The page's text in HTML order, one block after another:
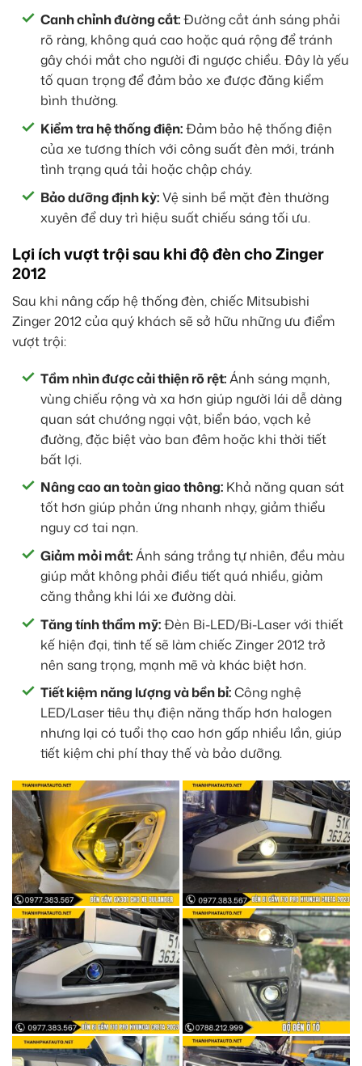
Canh chỉnh đường cắt:Đường cắt ánh sáng phải
rõ ràng, không quá cao hoặc quá rộng để tránh
gây chói mắt cho người đi ngược chiều. Đây là yếu
tố quan trọng để đảm bảo xe được đăng kiểm
bình thường.
Kiểm tra hệ thống điện:Đảm bảo hệ thống điện
của xe tương thích với công suất đèn mới, tránh
tình trạng quá tải hoặc chập cháy.
Bảo dưỡng định kỳ:Vệ sinh bề mặt đèn thường
xuyên để duy trì hiệu suất chiếu sáng tối ưu.
Lợi ích vượt trội sau khi độ đèn cho Zinger
2012
Sau khi nâng cấp hệ thống đèn, chiếc Mitsubishi
Zinger 2012 của quý khách sẽ sở hữu những ưu điểm
vượt trội:
Tầm nhìn được cải thiện rõ rệt:Ánh sáng mạnh,
vùng chiếu rộng và xa hơn giúp người lái dễ dàng
quan sát chướng ngại vật, biển báo, vạch kẻ
đường, đặc biệt vào ban đêm hoặc khi thời tiết
bất lợi.
Nâng cao an toàn giao thông: Khả năng quan sát
tốt hơn giúp phản ứng nhanh nhạy, giảm thiểu
nguy cơ tai nạn.
Giảm mỏi mắt:Ánh sáng trắng tự nhiên, đều màu
giúp mắt không phải điều tiết quá nhiều, giảm
căng thẳng khi lái xe đường dài.
Tăng tính thẩm mỹ:Đèn Bi-LED/Bi-Laser với thiết
kế hiện đại, tinh tế sẽ làm chiếc Zinger 2012 trở
nên sang trọng, mạnh mẽ và khác biệt hơn.
Tiết kiệm năng lượng và bền bỉ:Công nghệ
LED/Laser tiêu thụ điện năng thấp hơn halogen
nhưng lại có tuổi thọ cao hơn gấp nhiều lần, giúp
tiết kiệm chi phí thay thế và bảo dưỡng.